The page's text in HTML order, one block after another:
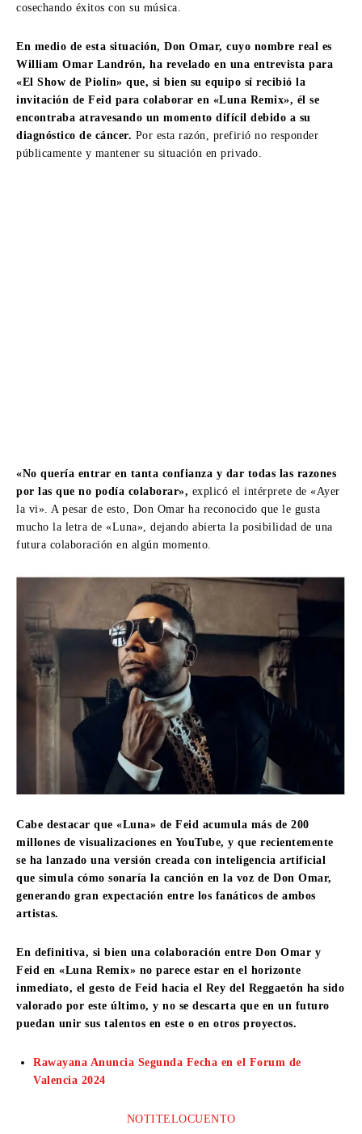
cosechando éxitos con su música.
En medio de esta situación, Don Omar, cuyo nombre real es
William Omar Landrón, ha revelado en una entrevista para
«El Show de Piolín» que, si bien su equipo sí recibió la
invitación de Feid para colaborar en «Luna Remix», él se
encontraba atravesando un momento difícil debido a su
diagnóstico de cáncer. Por esta razón, prefirió no responder
públicamente y mantener su situación en privado.
«No quería entrar en tanta confianza y dar todas las razones
por las que no podía colaborar», explicó el intérprete de «Ayer
la vi». A pesar de esto, Don Omar ha reconocido que le gusta
mucho la letra de «Luna», dejando abierta la posibilidad de una
futura colaboración en algún momento.
Cabe destacar que «Luna» de Feid acumula más de 200
millones de visualizaciones en YouTube, y que recientemente
se ha lanzado una versión creada con inteligencia artificial
que simula cómo sonaría la canción en la voz de Don Omar,
generando gran expectación entre los fanáticos de ambos
artistas.
En definitiva, si bien una colaboración entre Don Omar y
Feid en «Luna Remix» no parece estar en el horizonte
inmediato, el gesto de Feid hacia el Rey del Reggaetón ha sido
valorado por este último, y no se descarta que en un futuro
puedan unir sus talentos en este o en otros proyectos.
Rawayana Anuncia Segunda Fecha en el Forum de
Valencia 2024
NOTITELOCUENTO